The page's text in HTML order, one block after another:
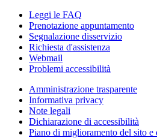
Leggi le FAQ
Prenotazione appuntamento
Segnalazione disservizio
Richiesta d'assistenza
Webmail
Problemi accessibilità
Amministrazione trasparente
Informativa privacy
Note legali
Dichiarazione di accessibilità
Piano di miglioramento del sito e